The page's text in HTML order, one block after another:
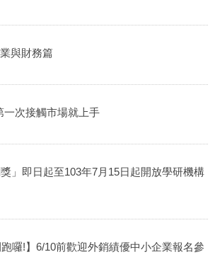
與財務篇
一次接觸市場就上手
獎」即日起至103年7月15日起開放學研機構
跑囉!】6/10前歡迎外銷績優中小企業報名參